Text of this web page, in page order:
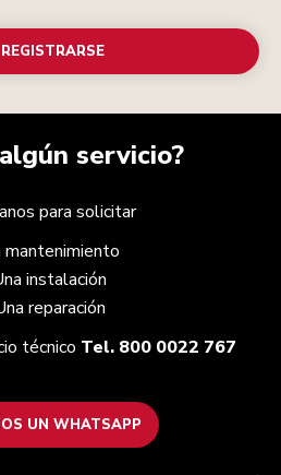
REGISTRARSE
servicio?
para solicitar
mantenimiento
instalación
reparación
técnico Tel. 800 0022 767
UN WHATSAPP